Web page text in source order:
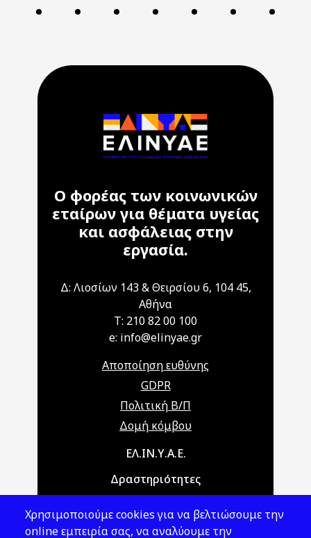
Ο φορέας των κοινωνικών
εταίρων για θέματα υγείας
και ασφάλειας στην
εργασία.
Δ: Λιοσίων 143 & Θειρσίου 6, 104 45,
Αθήνα
T: 210 82 00 100
e: info@elinyae.gr
Αποποίηση ευθύνης
GDPR
Πολιτική Β/Π
Δομή κόμβου
Main navigationΕΛ.ΙΝ.Υ.Α.Ε.
Δραστηριότητες
Νομοθεσία
Χρησιμοποιούμε cookies για να βελτιώσουμε την
online εμπειρία σας, να αναλύουμε την